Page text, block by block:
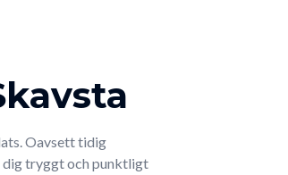
Oavsett tidig
dig tryggt och punktligt